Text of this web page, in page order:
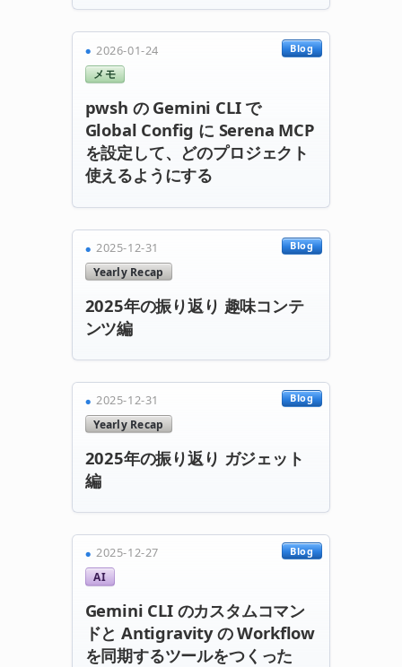
Blog
2026-01-24
メモ
pwsh の Gemini CLI で
Global Config に Serena MCP
を設定して、どのプロジェクト
使えるようにする
Blog
2025-12-31
Yearly Recap
2025年の振り返り 趣味コンテ
ンツ編
Blog
2025-12-31
Yearly Recap
2025年の振り返り ガジェット
編
Blog
2025-12-27
AI
Gemini CLI のカスタムコマン
ドと Antigravity の Workflow
を同期するツールをつくった